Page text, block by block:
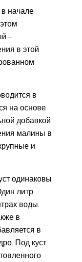
начале
–
в этой
в
на основе
добавкой
малины в
и
одинаковы
литр
воды.
в
в
Под куст